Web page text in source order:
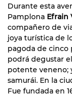
Durante esta
Pamplona Efrain
compañero de
joya turística de
pagoda de cinco
podrá degustar
potente veneno;
samurái. En la
Fue fundada en